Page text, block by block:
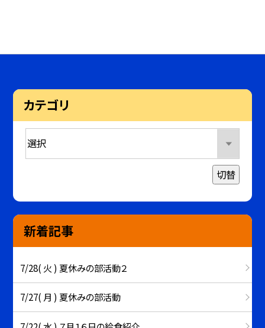
カテゴリ
切替
新着記事
7/28( 火 ) 夏休みの部活動２
7/27( 月 ) 夏休みの部活動